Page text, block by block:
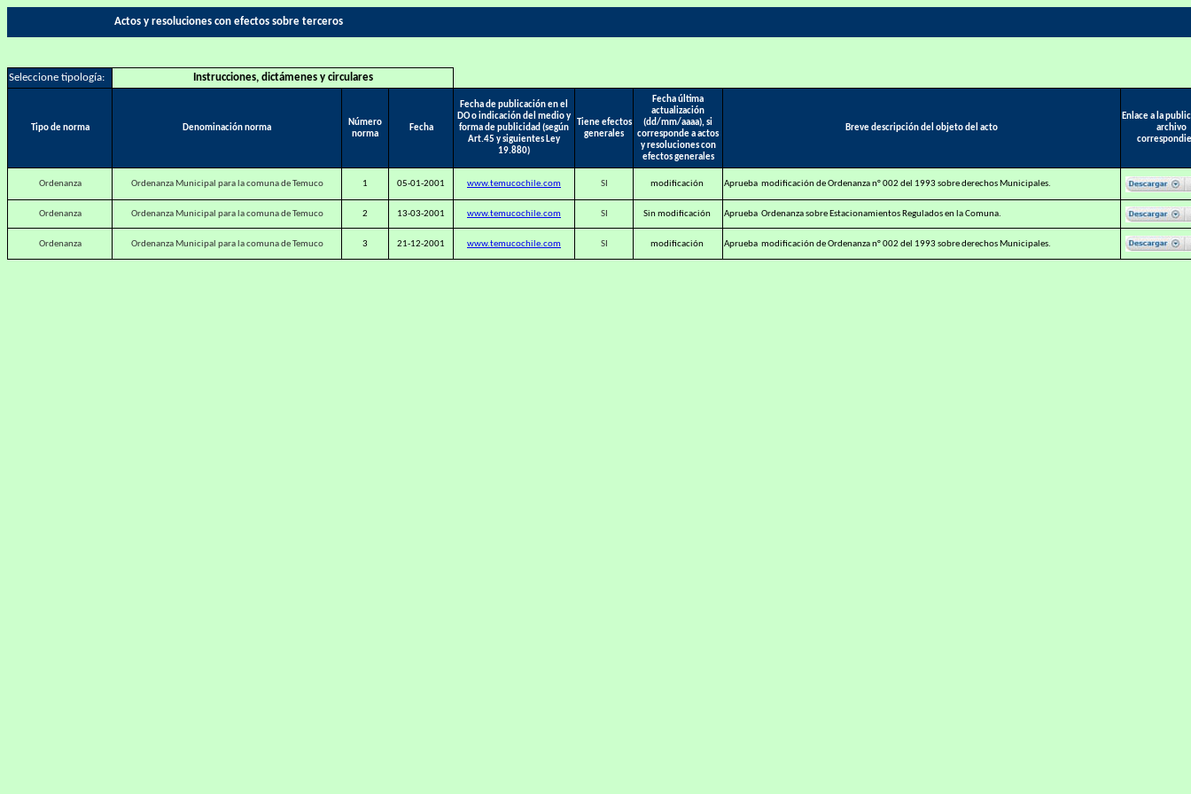
Actos y resoluciones con efectos sobre terceros
Seleccione tipología: Instrucciones, dictámenes y circulares
Tipo de norma Denominación norma
Número
norma
Fecha
Fecha de publicación en el
DO o indicación del medio y
forma de publicidad (según
Art.45 y siguientes Ley
19.880)
Tiene efectos
generales
Fecha última
actualización
(dd/mm/aaaa), si
corresponde a actos
y resoluciones con
efectos generales
Breve descripción del objeto del acto
Enlace a la
archivo
Ordenanza Ordenanza Municipal para la comuna de Temuco 1 05-01-2001 www.temucochile.com SI modificación Aprueba modificación de Ordenanza n° 002 del 1993 sobre derechos Municipales.
Ordenanza Ordenanza Municipal para la comuna de Temuco 2 13-03-2001 www.temucochile.com SI Sin modificación Aprueba Ordenanza sobre Estacionamientos Regulados en la Comuna.
Ordenanza Ordenanza Municipal para la comuna de Temuco 3 21-12-2001 www.temucochile.com SI modificación Aprueba modificación de Ordenanza n° 002 del 1993 sobre derechos Municipales.